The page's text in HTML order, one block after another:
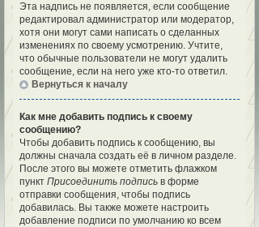
Эта надпись не появляется, если сообщение
редактировал администратор или модератор,
хотя они могут сами написать о сделанных
изменениях по своему усмотрению. Учтите,
что обычные пользователи не могут удалить
сообщение, если на него уже кто-то ответил.
Вернуться к началу
Как мне добавить подпись к своему
сообщению?
Чтобы добавить подпись к сообщению, вы
должны сначала создать её в личном разделе.
После этого вы можете отметить флажком
пункт Присоединить подпись в форме
отправки сообщения, чтобы подпись
добавилась. Вы также можете настроить
добавление подписи по умолчанию ко всем